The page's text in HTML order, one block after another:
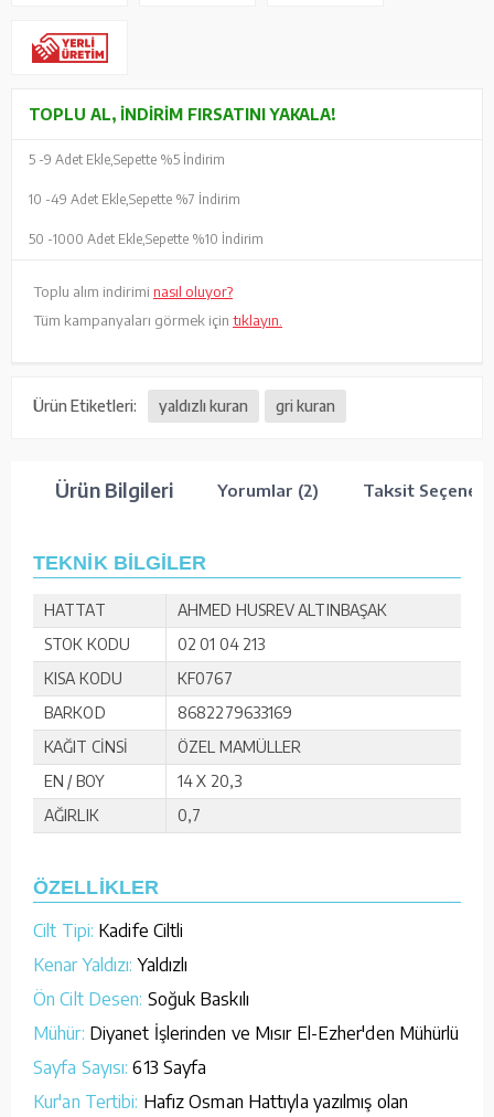
TOPLU AL, İNDIRIM FIRSATINI YAKALA!
5 -9 Adet Ekle, Sepette %5 İndirim
10 -49 Adet Ekle, Sepette %7 İndirim
50 -1000 Adet Ekle, Sepette %10 İndirim
Toplu alım indirimi nasıl oluyor?
Tüm kampanyaları görmek için tıklayın.
Ürün Etiketleri: yaldızlı kuran gri kuran
Ürün Bilgileri Yorumlar (2) Taksit
TEKNİK BİLGİLER
HATTAT
AHMED HUSREV ALTINBAŞAK
STOK KODU
02 01 04 213
KISA KODU
KF0767
BARKOD
8682279633169
KAĞIT CİNSİ
ÖZEL MAMÜLLER
EN / BOY
14 X 20,3
AĞIRLIK
0,7
ÖZELLİKLER
Cilt Tipi: Kadife Ciltli
Kenar Yaldızı: Yaldızlı
Ön Cilt Desen: Soğuk Baskılı
Mühür: Diyanet İşlerinden ve Mısır El-Ezher'den Mühürlü
Sayfa Sayısı: 613 Sayfa
Kur'an Tertibi: Hafız Osman Hattıyla yazılmış olan